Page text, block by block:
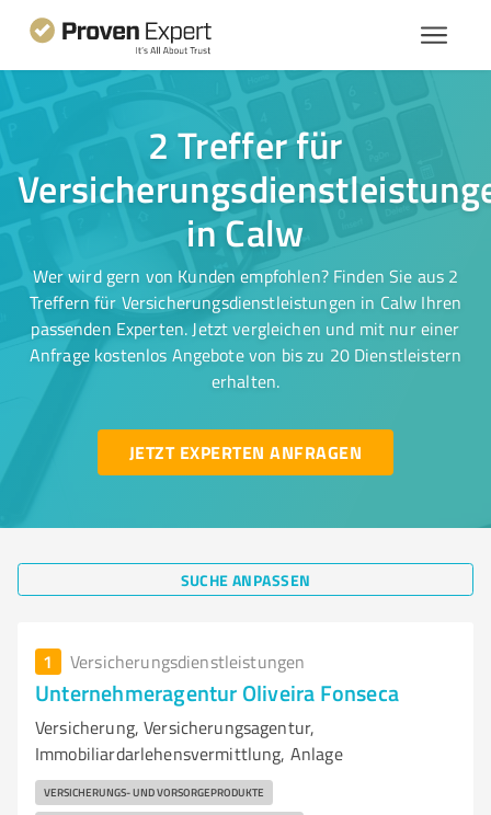
2 Treffer für
in Calw
Wer wird gern von Kunden empfohlen? Finden Sie aus 2
Treffern für Versicherungsdienstleistungen in Calw Ihren
passenden Experten. Jetzt vergleichen und mit nur einer
Anfrage kostenlos Angebote von bis zu 20 Dienstleistern
erhalten.
JETZT EXPERTEN ANFRAGEN
SUCHE ANPASSEN
1 Versicherungsdienstleistungen
Unternehmeragentur Oliveira Fonseca
Versicherung, Versicherungsagentur,
Immobiliardarlehensvermittlung, Anlage
VERSICHERUNGS- UND VORSORGEPRODUKTE